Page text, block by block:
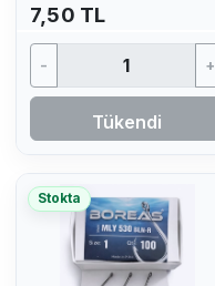
7,50 TL
- +
Tükendi
Stokta